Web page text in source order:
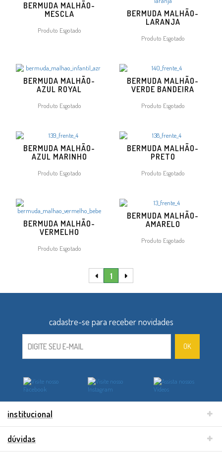
BERMUDA MALHÃO-
MESCLA
Produto Esgotado
BERMUDA MALHÃO-
LARANJA
Produto Esgotado
BERMUDA MALHÃO-
AZUL ROYAL
Produto Esgotado
BERMUDA MALHÃO-
VERDE BANDEIRA
Produto Esgotado
BERMUDA MALHÃO-
AZUL MARINHO
Produto Esgotado
BERMUDA MALHÃO-
PRETO
Produto Esgotado
BERMUDA MALHÃO-
VERMELHO
Produto Esgotado
BERMUDA MALHÃO-
AMARELO
Produto Esgotado
1
institucional
dúvidas